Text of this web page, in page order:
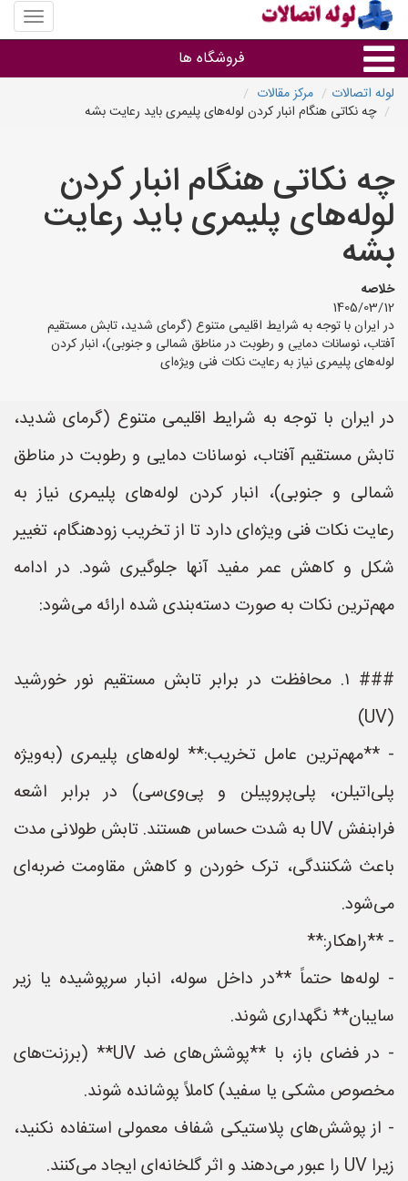
منوی
سایت
فروشگاه ها
لوله و اتصالات
سایر گروه ها
فروشگاه های لوله و اتصالات
لوله اتصالات
مرکز مقالات
چه نکاتی هنگام انبار کردن لوله‌های پلیمری باید رعایت بشه
چه نکاتی هنگام انبار کردن
لوله‌های پلیمری باید رعایت
بشه
خلاصه
1405/03/12
در ایران با توجه به شرایط اقلیمی متنوع (گرمای شدید، تابش مستقیم
آفتاب، نوسانات دمایی و رطوبت در مناطق شمالی و جنوبی)، انبار کردن
لوله‌های پلیمری نیاز به رعایت نکات فنی ویژه‌ای
در ایران با توجه به شرایط اقلیمی متنوع (گرمای شدید،
تابش مستقیم آفتاب، نوسانات دمایی و رطوبت در مناطق
شمالی و جنوبی)، انبار کردن لوله‌های پلیمری نیاز به
رعایت نکات فنی ویژه‌ای دارد تا از تخریب زودهنگام، تغییر
شکل و کاهش عمر مفید آنها جلوگیری شود. در ادامه
مهم‌ترین نکات به صورت دسته‌بندی شده ارائه می‌شود:
### ۱. محافظت در برابر تابش مستقیم نور خورشید
(UV)
- **مهم‌ترین عامل تخریب:** لوله‌های پلیمری (به‌ویژه
پلی‌اتیلن، پلی‌پروپیلن و پی‌وی‌سی) در برابر اشعه
فرابنفش UV به شدت حساس هستند. تابش طولانی مدت
باعث شکنندگی، ترک خوردن و کاهش مقاومت ضربه‌ای
می‌شود.
- **راهکار:**
- لوله‌ها حتماً **در داخل سوله، انبار سرپوشیده یا زیر
سایبان** نگهداری شوند.
- در فضای باز، با **پوشش‌های ضد UV** (برزنت‌های
مخصوص مشکی یا سفید) کاملاً پوشانده شوند.
- از پوشش‌های پلاستیکی شفاف معمولی استفاده نکنید،
زیرا UV را عبور می‌دهند و اثر گلخانه‌ای ایجاد می‌کنند.